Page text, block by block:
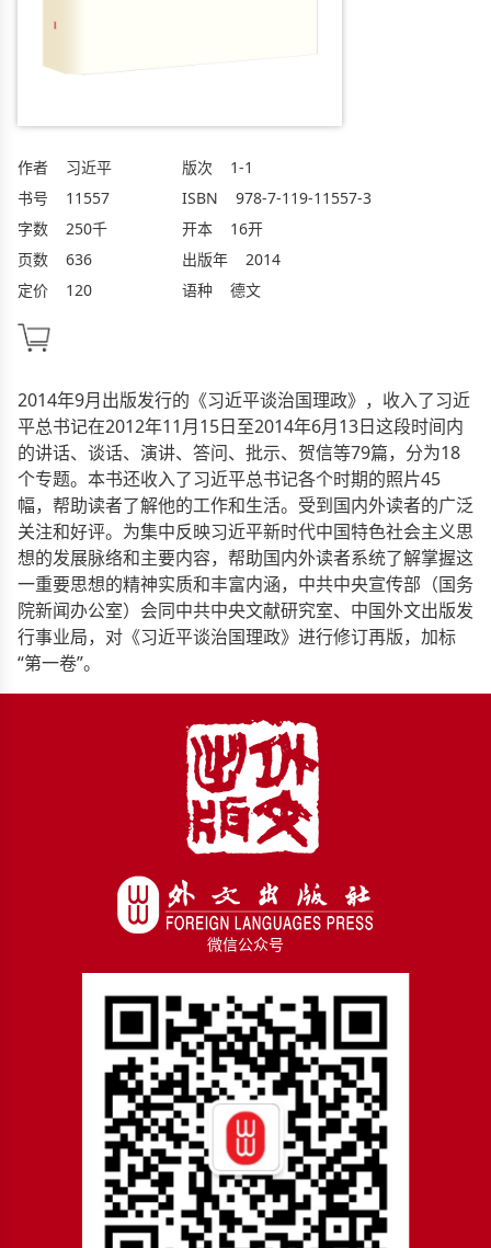
作者
习近平
书号
11557
字数
250千
页数
636
定价
120
版次
1-1
ISBN
978-7-119-11557-3
开本
16开
出版年
2014
语种
德文
2014年9月出版发行的《习近平谈治国理政》，收入了习近
平总书记在2012年11月15日至2014年6月13日这段时间内
的讲话、谈话、演讲、答问、批示、贺信等79篇，分为18
个专题。本书还收入了习近平总书记各个时期的照片45
幅，帮助读者了解他的工作和生活。受到国内外读者的广泛
关注和好评。为集中反映习近平新时代中国特色社会主义思
想的发展脉络和主要内容，帮助国内外读者系统了解掌握这
一重要思想的精神实质和丰富内涵，中共中央宣传部（国务
院新闻办公室）会同中共中央文献研究室、中国外文出版发
行事业局，对《习近平谈治国理政》进行修订再版，加标
“第一卷”。
微信公众号